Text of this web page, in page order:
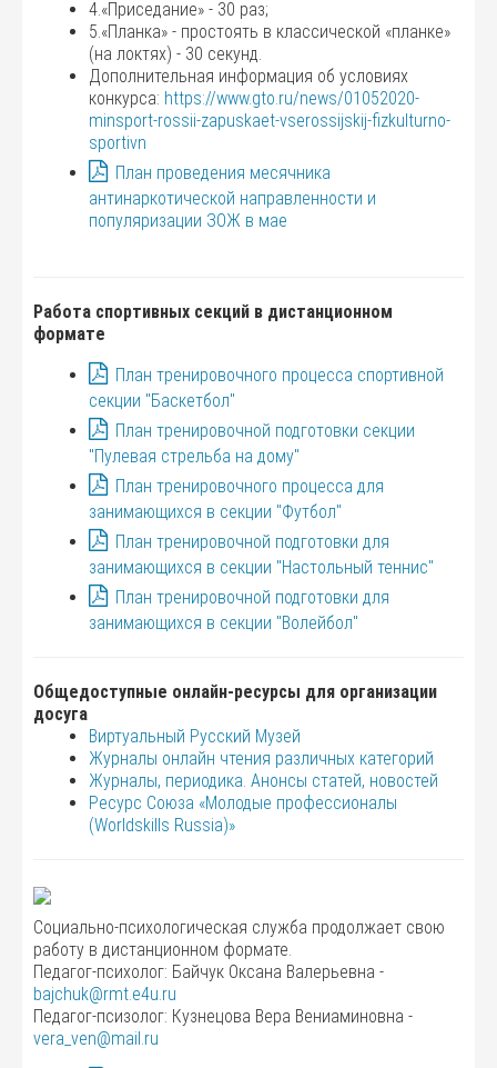
4.«Приседание» - 30 раз;
5.«Планка» - простоять в классической «планке»
(на локтях) - 30 секунд.
Дополнительная информация об условиях
конкурса: https://www.gto.ru/news/01052020-
minsport-rossii-zapuskaet-vserossijskij-fizkulturno-
sportivn
План проведения месячника
антинаркотической направленности и
популяризации ЗОЖ в мае
Работа спортивных секций в дистанционном
формате
План тренировочного процесса спортивной
секции "Баскетбол"
План тренировочной подготовки секции
"Пулевая стрельба на дому"
План тренировочного процесса для
занимающихся в секции "Футбол"
План тренировочной подготовки для
занимающихся в секции "Настольный теннис"
План тренировочной подготовки для
занимающихся в секции "Волейбол"
Общедоступные онлайн-ресурсы для организации
досуга
Виртуальный Русский Музей
Журналы онлайн чтения различных категорий
Журналы, периодика. Анонсы статей, новостей
Ресурс Союза «Молодые профессионалы
(Worldskills Russia)»
Социально-психологическая служба продолжает свою
работу в дистанционном формате.
Педагог-психолог: Байчук Оксана Валерьевна -
bajchuk@rmt.e4u.ru
Педагог-псизолог: Кузнецова Вера Вениаминовна -
vera_ven@mail.ru